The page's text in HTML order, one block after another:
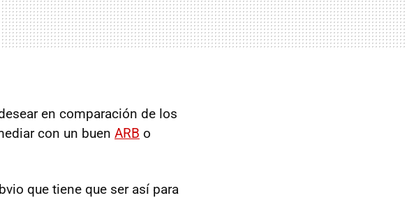
en comparación de los
con un buen ARB o
que tiene que ser así para